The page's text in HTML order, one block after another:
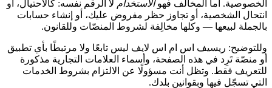
الخصوصية. أما المخالف فهوالاستخدام لا الرقم نفسه: كالاحتيال، أو
انتحال الشخصية، أو تجاوز حظر مفروض عليك، أو إنشاء حسابات
بالجملة لبيعها — وكلها مخالِفة لشروط المنصّات وللقانون.
وللتوضيح: ريسيف اس ام اس لايف ليس تابعًا ولا مرتبطًا بأي تطبيق
أو منصّة تَرِد في هذه الصفحة، وأسماء العلامات التجارية مذكورة
للتعريف فقط. وتظل أنت مسؤولًا عن الالتزام بشروط الخدمات
التي تسجّل فيها وبقوانين بلدك.